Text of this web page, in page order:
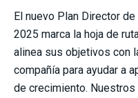
El nuevo Plan Director
2025 marca la hoja de
alinea sus objetivos con
compañía para ayudar a
de crecimiento.